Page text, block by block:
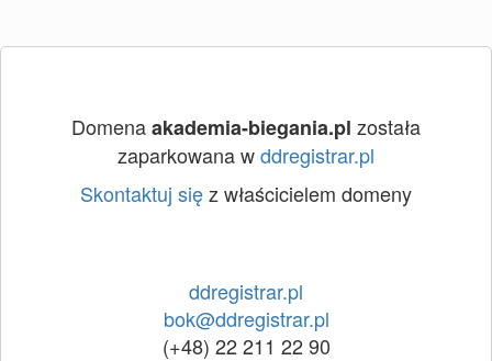
Domenaakademia-biegania.pl została
zaparkowana wddregistrar.pl
Skontaktuj sięz właścicielem domeny
ddregistrar.pl
bok@ddregistrar.pl
(+48) 22 211 22 90